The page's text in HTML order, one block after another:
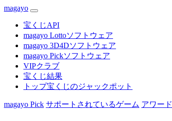
magayo
宝くじAPI
magayo Lottoソフトウェア
magayo 3D4Dソフトウェア
magayo Pickソフトウェア
VIPクラブ
宝くじ結果
トップ宝くじのジャックポット
magayo Pick サポートされているゲーム アワード